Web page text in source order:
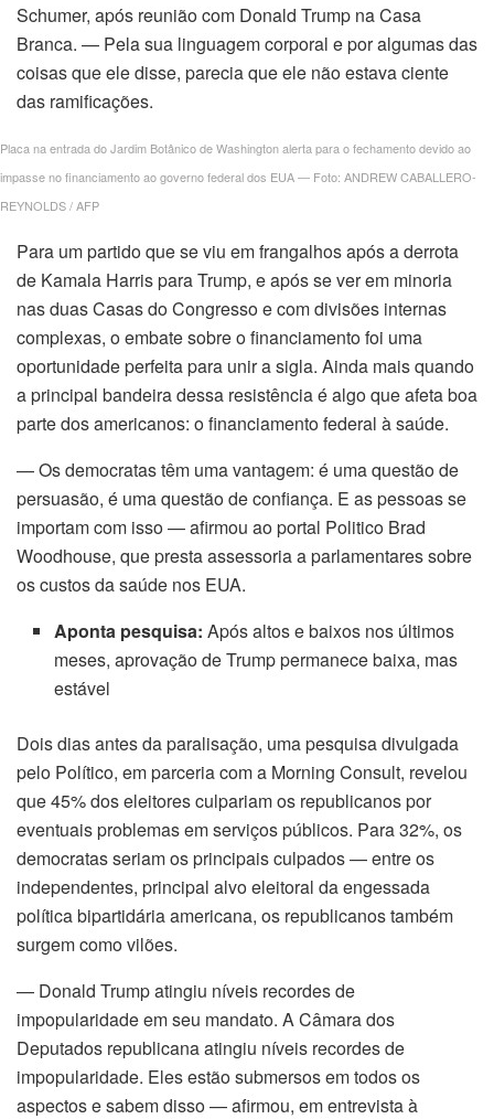
panel
panel
panel
panel
panel
panel
panel
panel
panel
panel
panel
panel
panel
panel
Panel
Panel
Schumer, após reunião com Donald Trump na Casa
Branca. — Pela sua linguagem corporal e por algumas das
coisas que ele disse, parecia que ele não estava ciente
das ramificações.
Placa na entrada do Jardim Botânico de Washington alerta para o fechamento devido ao
impasse no financiamento ao governo federal dos EUA — Foto: ANDREW CABALLERO-
REYNOLDS / AFP
Para um partido que se viu em frangalhos após a derrota
de Kamala Harris para Trump, e após se ver em minoria
nas duas Casas do Congresso e com divisões internas
complexas, o embate sobre o financiamento foi uma
oportunidade perfeita para unir a sigla. Ainda mais quando
a principal bandeira dessa resistência é algo que afeta boa
parte dos americanos: o financiamento federal à saúde.
— Os democratas têm uma vantagem: é uma questão de
persuasão, é uma questão de confiança. E as pessoas se
importam com isso — afirmou ao portal Politico Brad
Woodhouse, que presta assessoria a parlamentares sobre
os custos da saúde nos EUA.
Aponta pesquisa: Após altos e baixos nos últimos
meses, aprovação de Trump permanece baixa, mas
estável
Dois dias antes da paralisação, uma pesquisa divulgada
pelo Político, em parceria com a Morning Consult, revelou
que 45% dos eleitores culpariam os republicanos por
eventuais problemas em serviços públicos. Para 32%, os
democratas seriam os principais culpados — entre os
independentes, principal alvo eleitoral da engessada
política bipartidária americana, os republicanos também
surgem como vilões.
— Donald Trump atingiu níveis recordes de
impopularidade em seu mandato. A Câmara dos
Deputados republicana atingiu níveis recordes de
impopularidade. Eles estão submersos em todos os
aspectos e sabem disso — afirmou, em entrevista à